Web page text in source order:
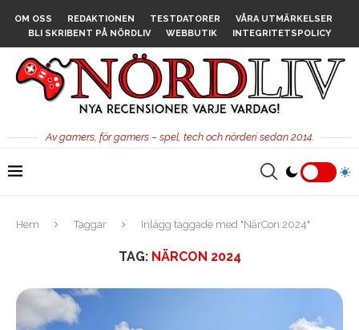
OM OSS REDAKTIONEN TESTDATORER
VÅRA UTMÄRKELSER
BLI SKRIBENT PÅ NÖRDLIV
WEBBUTIK INTEGRITETSPOLICY
Av gamers, för gamers – spel, tech och nörderi sedan 2014.
Hem Taggar Inlägg taggade med "NärCon 2024"
TAG: NÄRCON 2024